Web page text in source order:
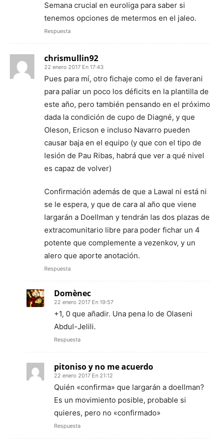
Semana crucial en euroliga para saber si
tenemos opciones de metermos en el jaleo.
Respuesta
chrismullin92
22 enero 2017 En 17:43
Pues para mí, otro fichaje como el de faverani
para paliar un poco los déficits en la plantilla de
este año, pero también pensando en el próximo
dada la condición de cupo de Diagné, y que
Oleson, Ericson e incluso Navarro pueden
causar baja en el equipo (y que con el tipo de
lesión de Pau Ribas, habrá que ver a qué nivel
es capaz de volver)
Confirmación además de que a Lawal ni está ni
se le espera, y que de cara al año que viene
largarán a Doellman y tendrán las dos plazas de
extracomunitario libre para poder fichar un 4
potente que complemente a vezenkov, y un
alero que aporte anotación.
Respuesta
Domènec
22 enero 2017 En 19:57
+1, 0 que añadir. Una pena lo de Olaseni
Abdul-Jelili.
Respuesta
pitoniso y no me acuerdo
22 enero 2017 En 21:12
Quién «confirma» que largarán a doellman?
Es un movimiento posible, probable si
quieres, pero no «confirmado»
Respuesta